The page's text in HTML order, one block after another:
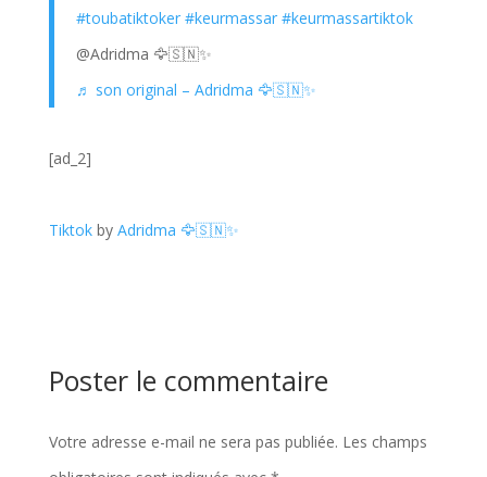
#toubatiktoker #keurmassar #keurmassartiktok
@Adridma 🦅🇸🇳✨
♬ son original – Adridma 🦅🇸🇳✨
[ad_2]
Tiktok by Adridma 🦅🇸🇳✨
Poster le commentaire
Votre adresse e-mail ne sera pas publiée. Les champs